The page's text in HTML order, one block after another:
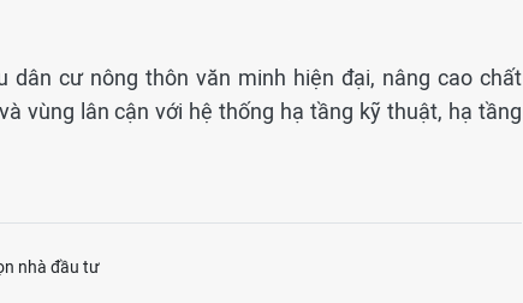
dân cư nông thôn văn minh hiện đại, nâng cao chất
vùng lân cận với hệ thống hạ tầng kỹ thuật, hạ tầng
nhà đầu tư